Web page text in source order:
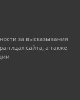
за высказывания
сайта, а также